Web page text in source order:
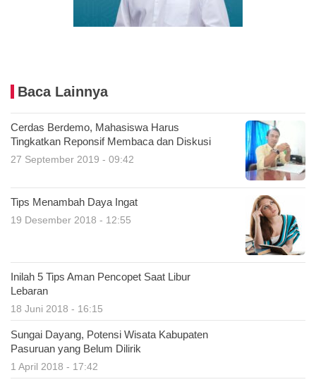
Baca Lainnya
Cerdas Berdemo, Mahasiswa Harus
Tingkatkan Reponsif Membaca dan Diskusi
27 September 2019 - 09:42
Tips Menambah Daya Ingat
19 Desember 2018 - 12:55
Inilah 5 Tips Aman Pencopet Saat Libur
Lebaran
18 Juni 2018 - 16:15
Sungai Dayang, Potensi Wisata Kabupaten
Pasuruan yang Belum Dilirik
1 April 2018 - 17:42